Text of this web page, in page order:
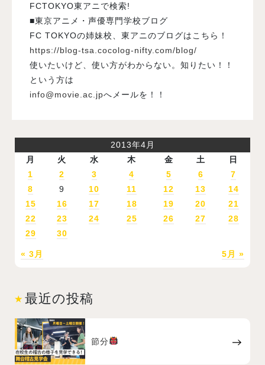
FCTOKYO東アニで検索!
■東京アニメ・声優専門学校ブログ
FC TOKYOの姉妹校、東アニのブログはこちら！
https://blog-tsa.cocolog-nifty.com/blog/
使いたいけど、使い方がわからない。知りたい！！
という方は
info@movie.ac.jpへメールを！！
2013年4月
月
火 水 木 金 土 日
« 3月 5月 »
1 2 3 4 5 6
7
8
9 10 11 12 13
14
15
16 17 18 19 20
21
22
23 24 25 26 27
28
29
30
最近の投稿
節分